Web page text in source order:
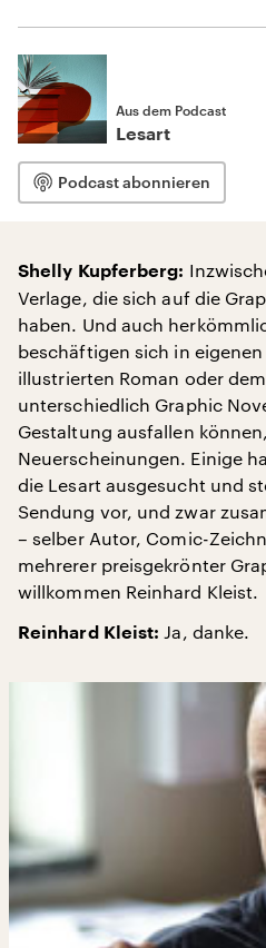
Aus dem Podcast
Lesart
Podcast abonnieren
Shelly Kupferberg:
Verlage, die sich auf die
haben. Und auch
beschäftigen sich in
illustrierten Roman oder
unterschiedlich Graphic
Gestaltung ausfallen
Neuerscheinungen. Einige
die Lesart ausgesucht und
Sendung vor, und zwar
– selber Autor, Comic-
mehrerer preisgekrönter
willkommen Reinhard Kleist.
Reinhard Kleist: Ja, danke.